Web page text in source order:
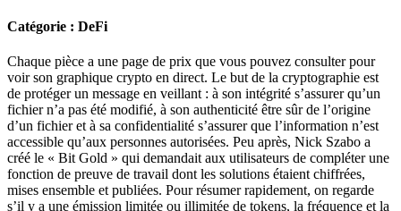
Catégorie : DeFi
Chaque pièce a une page de prix que vous pouvez consulter pour
voir son graphique crypto en direct. Le but de la cryptographie est
de protéger un message en veillant : à son intégrité s’assurer qu’un
fichier n’a pas été modifié, à son authenticité être sûr de l’origine
d’un fichier et à sa confidentialité s’assurer que l’information n’est
accessible qu’aux personnes autorisées. Peu après, Nick Szabo a
créé le « Bit Gold » qui demandait aux utilisateurs de compléter une
fonction de preuve de travail dont les solutions étaient chiffrées,
mises ensemble et publiées. Pour résumer rapidement, on regarde
s’il y a une émission limitée ou illimitée de tokens, la fréquence et la